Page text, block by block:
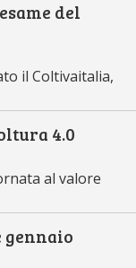
del
il Coltivaitalia,
4.0
al valore
gennaio